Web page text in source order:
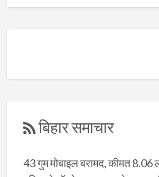
बिहार समाचार
43 गुम मोबाइल बरामद, कीमत